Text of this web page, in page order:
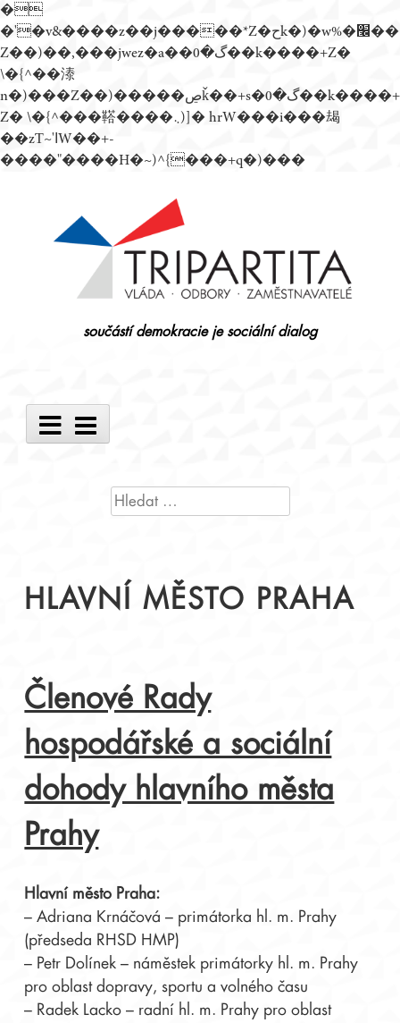
�
�'�v&����z��j�����*Z�حk�)�w%�׬��
Z��)��,���jwez�a��گ�0��k����+Z�
\�{^��溙
n�)���Z��)�����ڝǩ��+s�گ�0��k����+
Z� \�{^���鞳����܆)]� hrW���i���朅
��zƬ~'ߊW��+-
����"����H�~)^{���+q�)���
součástí demokracie je sociální dialog
Main
Menu
VYHLEDÁVÁNÍ
HLAVNÍ MĚSTO PRAHA
Členové Rady
hospodářské a sociální
dohody hlavního města
Prahy
Hlavní město Praha:
– Adriana Krnáčová – primátorka hl. m. Prahy
(předseda RHSD HMP)
– Petr Dolínek – náměstek primátorky hl. m. Prahy
pro oblast dopravy, sportu a volného času
– Radek Lacko – radní hl. m. Prahy pro oblast